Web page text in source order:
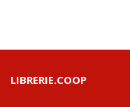
LIBRERIE.COOP